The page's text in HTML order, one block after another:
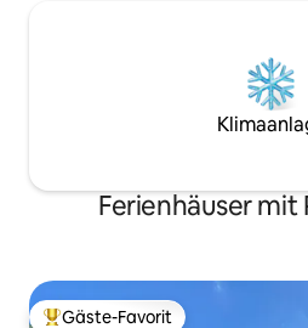
Ferienhäuser mit
Gäste-Favorit